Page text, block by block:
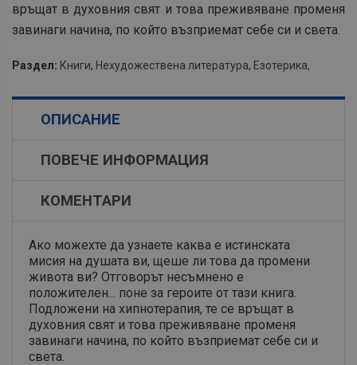
връщат в духовния свят и това преживяване променя
завинаги начина, по който възприемат себе си и света.
Раздел: Книги, Нехудожествена литература, Езотерика,
ОПИСАНИЕ
ПОВЕЧЕ ИНФОРМАЦИЯ
КОМЕНТАРИ
Ако можехте да узнаете каква е истинската
мисия на душата ви, щеше ли това да промени
живота ви? Отговорът несъмнено е
положителен... поне за героите от тази книга.
Подложени на хипнотерапия, те се връщат в
духовния свят и това преживяване променя
завинаги начина, по който възприемат себе си и
света.